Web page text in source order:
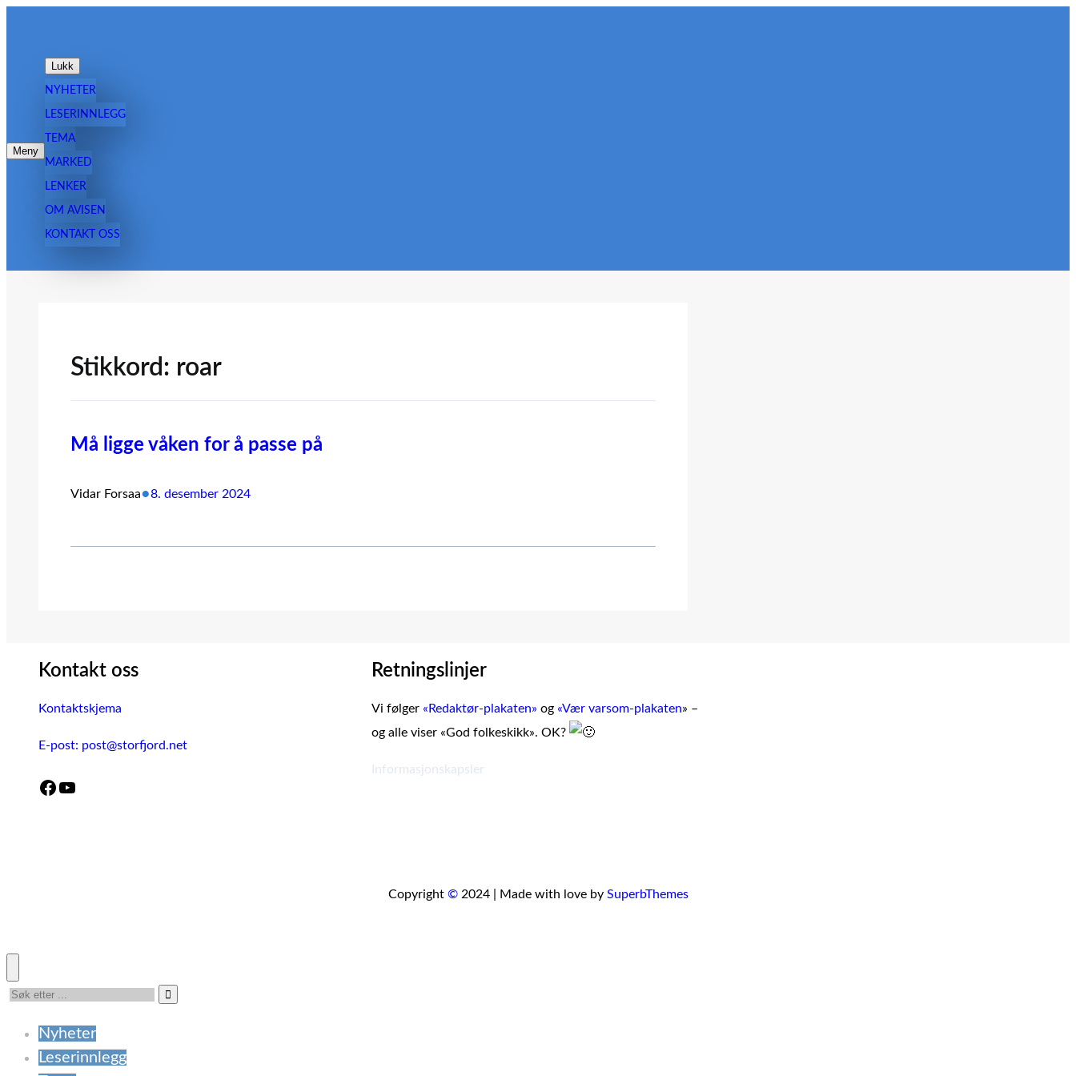
innhold
Meny
Lukk
NYHETER
LESERINNLEGG
TEMA
MARKED
LENKER
OM AVISEN
KONTAKT OSS
Stikkord: roar
Må ligge våken for å passe på
Vidar Forsaa•8. desember 2024
Kontakt oss
Kontaktskjema
E-post: post@storfjord.net
Facebook YouTube
Retningslinjer
Vi følger «Redaktør-plakaten» og «Vær varsom-plakaten» –
og alle viser «God folkeskikk». OK?
Informasjonskapsler
Copyright ©2024 | Made with love by SuperbThemes
Nyheter
Leserinnlegg